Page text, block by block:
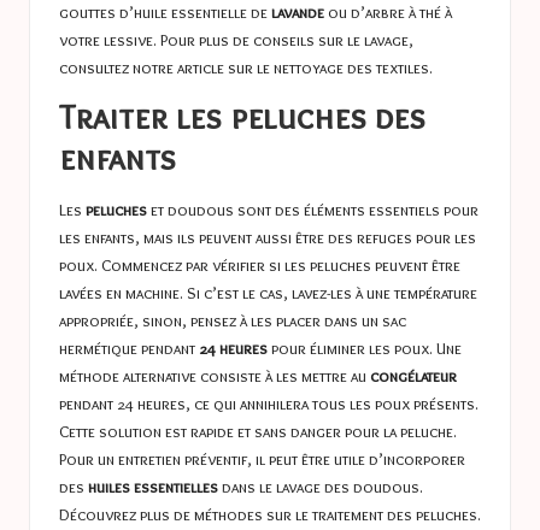
gouttes d’huile essentielle delavande ou d’arbre à thé à
votre lessive. Pour plus de conseils sur le lavage,
consultez notre article surle nettoyage des textiles.
Traiter les peluches des
enfants
Les pelucheset doudous sont des éléments essentiels pour
les enfants, mais ils peuvent aussi être des refuges pour les
poux. Commencez par vérifier si les peluches peuvent être
lavées en machine. Si c’est le cas, lavez-les à une température
appropriée, sinon, pensez à les placer dans un sac
hermétique pendant 24 heurespour éliminer les poux. Une
méthode alternative consiste à les mettre au congélateur
pendant 24 heures, ce qui annihilera tous les poux présents.
Cette solution est rapide et sans danger pour la peluche.
Pour un entretien préventif, il peut être utile d’incorporer
des huiles essentiellesdans le lavage des doudous.
Découvrez plus de méthodes sur le traitement des peluches.